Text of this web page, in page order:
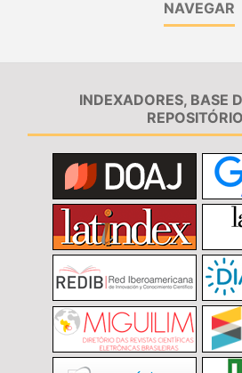
NAVEGAR
INDEXADORES, BASE